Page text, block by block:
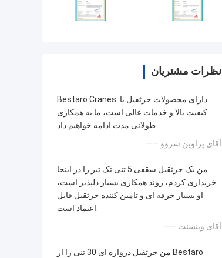
نظرات مشتریان
Bestaro Cranes. دارای محصولات جرثقیل با
کیفیت بالا و خدمات عالی است، ما به همکاری
طولانی مدت ادامه خواهیم داد.
—— آقای پراوین سروو
من یک جرثقیل سقفی 5 تنی تک تیر را در اینجا
خریداری کردم، روند همکاری بسیار دلپذیر است،
او بسیار حرفه ای و تامین کننده جرثقیل قابل
اعتماد است.
—— آقای وینسنت
من جرثقیل دروازه ای 30 تنی را از Bestaro